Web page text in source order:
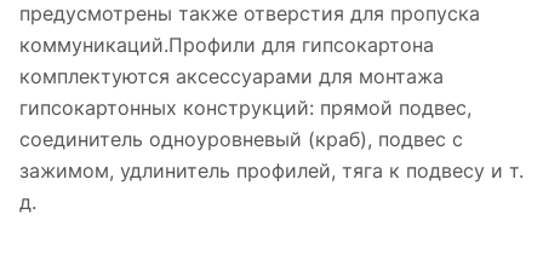
предусмотрены также отверстия для пропуска
коммуникаций.Профили для гипсокартона
комплектуются аксессуарами для монтажа
гипсокартонных конструкций: прямой подвес,
соединитель одноуровневый (краб), подвес с
зажимом, удлинитель профилей, тяга к подвесу и т.
д.